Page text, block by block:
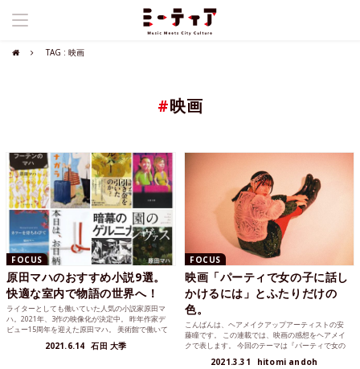
TAG : 映画
#映画
FOCUS
原田マハのおすすめ小説9選。
快適な室内で物語の世界へ！
ライターとしても働いていた人気の小説家原田マ
ハ。2021年、3作の映像化が決定中。 昨年作家デ
ビュー15周年を迎えた原田マハ。 美術館で働いて
2021.6.14 石田 大季
FOCUS
映画「パーティで女の子に話し
かけるには」とふたりだけの
色。
こんばんは、ヘアメイクアップアーティストの安
藤瞳です。 この連載では、映画の感想をヘアメイ
クで表します。 今回のテーマは『パーティで女の
2021.3.31 hitomi andoh